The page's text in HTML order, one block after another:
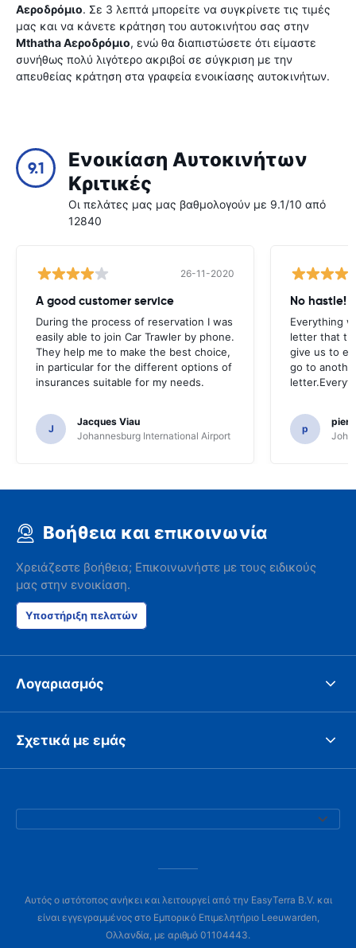
Αεροδρόμιο. Σε 3 λεπτά μπορείτε να συγκρίνετε τις τιμές
μας και να κάνετε κράτηση του αυτοκινήτου σας στην
Mthatha Αεροδρόμιο, ενώ θα διαπιστώσετε ότι είμαστε
συνήθως πολύ λιγότερο ακριβοί σε σύγκριση με την
απευθείας κράτηση στα γραφεία ενοικίασης αυτοκινήτων.
9.1
Ενοικίαση Αυτοκινήτων
Κριτικές
Οι πελάτες μας μας βαθμολογούν με 9.1/10 από
12840
26-11-2020
A good customer service
During the process of reservation I was
easily able to join Car Trawler by phone.
They help me to make the best choice,
in particular for the different options of
insurances suitable for my needs.
J
Jacques Viau
Johannesburg International Airport
No hastle!
Everything
letter that
give us to
go to
p
Βοήθεια και επικοινωνία
Χρειάζεστε βοήθεια; Επικοινωνήστε με τους ειδικούς
μας στην ενοικίαση.
Υποστήριξη πελατών
Λογαριασμός
Σχετικά με εμάς
Αυτός ο ιστότοπος ανήκει και λειτουργεί από την EasyTerra B.V. και
είναι εγγεγραμμένος στο Εμπορικό Επιμελητήριο Leeuwarden,
Ολλανδία, με αριθμό 01104443.